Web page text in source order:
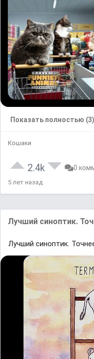
Показать полностью (3)
Кошаки
2.4k 0
5 лет назад
Лучший синоптик.
Лучший синоптик.